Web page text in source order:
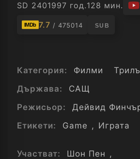
SD 2401997 год.128 мин.
IMDb 7.7 / 475014 SUB
Категория: Филми
Държава:
САЩ
Режисьор:
Дейвид
Етикети:
Game , Играта
Участват: Шон Пен ,